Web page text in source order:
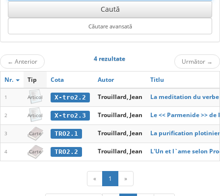
← Anterior 4 rezultate Următor →
Nr. Tip Cota Autor Titlu
1 Articol X-tro2.2 Trouillard, Jean La meditation du
2 Articol X-tro2.3 Trouillard, Jean Le << Parmenide >>
3 Carte TRO2.1 Trouillard, Jean La purification
4 Carte TRO2.2 Trouillard, Jean L'Un et l`ame selon
« 1 »